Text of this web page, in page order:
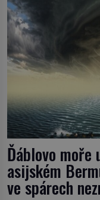
nejdokonalejších
Ďáblovo moře
asijském
ve spárech